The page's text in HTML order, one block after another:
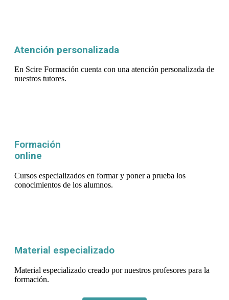
Atención personalizada
En Scire Formación cuenta con una atención personalizada de
nuestros tutores.
Formación
online
Cursos especializados en formar y poner a prueba los
conocimientos de los alumnos.
Material especializado
Material especializado creado por nuestros profesores para la
formación.